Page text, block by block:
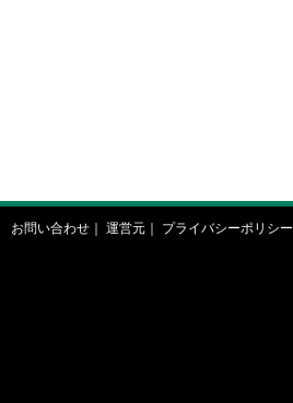
お問い合わせ 運営元 プライバシーポリシー